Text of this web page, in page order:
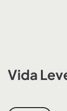
Vida